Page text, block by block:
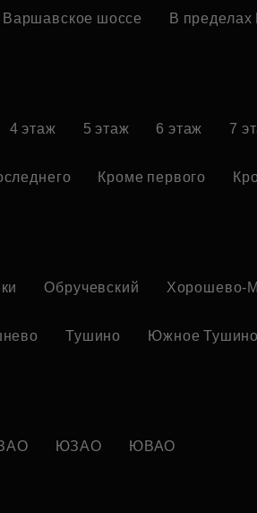
Варшавское шоссе В
4 этаж 5 этаж 6 этаж 7
Кроме первого
Обручевский Хорошево-
Тушино Южное Тушино
ЮЗАО ЮВАО